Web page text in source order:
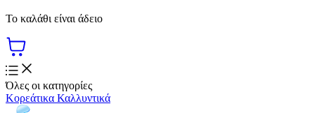
Το καλάθι είναι άδειο
Όλες οι κατηγορίες
Κορεάτικα Καλλυντικά